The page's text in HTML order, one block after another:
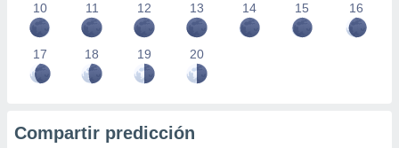
10 11 12 13 14 15 16
17 18 19 20
Compartir predicción